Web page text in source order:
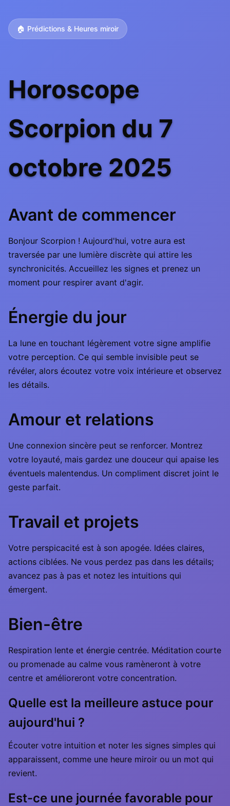
🏠 Prédictions & Heures miroir
Horoscope
Scorpion du 7
octobre 2025
Avant de commencer
Bonjour Scorpion ! Aujourd'hui, votre aura est
traversée par une lumière discrète qui attire les
synchronicités. Accueillez les signes et prenez un
moment pour respirer avant d'agir.
Énergie du jour
La lune en touchant légèrement votre signe amplifie
votre perception. Ce qui semble invisible peut se
révéler, alors écoutez votre voix intérieure et observez
les détails.
Amour et relations
Une connexion sincère peut se renforcer. Montrez
votre loyauté, mais gardez une douceur qui apaise les
éventuels malentendus. Un compliment discret joint le
geste parfait.
Travail et projets
Votre perspicacité est à son apogée. Idées claires,
actions ciblées. Ne vous perdez pas dans les détails;
avancez pas à pas et notez les intuitions qui
émergent.
Bien-être
Respiration lente et énergie centrée. Méditation courte
ou promenade au calme vous ramèneront à votre
centre et amélioreront votre concentration.
Quelle est la meilleure astuce pour
aujourd'hui ?
Écouter votre intuition et noter les signes simples qui
apparaissent, comme une heure miroir ou un mot qui
revient.
Est-ce une journée favorable pour